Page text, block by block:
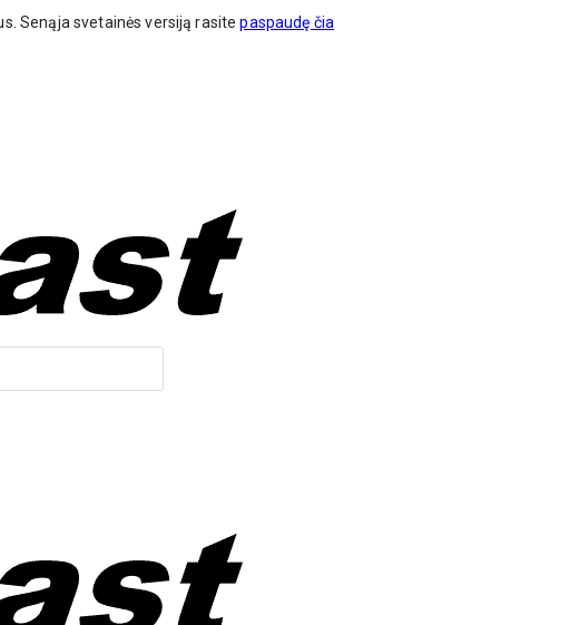
Senąja svetainės versiją rasitepaspaudę čia